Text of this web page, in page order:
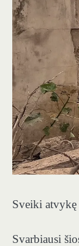
Sveiki atvykę
Svarbiausi